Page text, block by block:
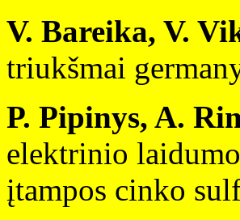
V. Bareika, V.
triukšmai
P. Pipinys, A.
elektrinio
įtampos cinko